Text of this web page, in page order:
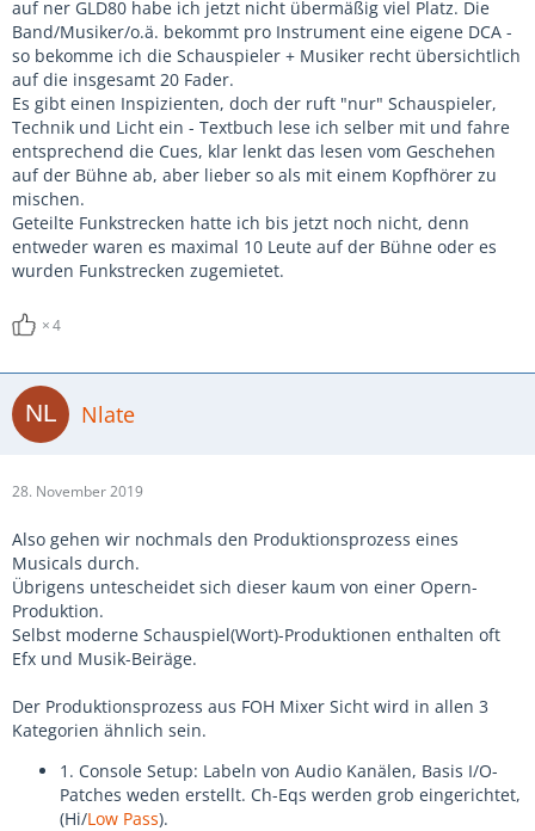
auf ner GLD80 habe ich jetzt nicht übermäßig viel Platz. Die
Band/Musiker/o.ä. bekommt pro Instrument eine eigene DCA -
so bekomme ich die Schauspieler + Musiker recht übersichtlich
auf die insgesamt 20 Fader.
Es gibt einen Inspizienten, doch der ruft "nur" Schauspieler,
Technik und Licht ein - Textbuch lese ich selber mit und fahre
entsprechend die Cues, klar lenkt das lesen vom Geschehen
auf der Bühne ab, aber lieber so als mit einem Kopfhörer zu
mischen.
Geteilte Funkstrecken hatte ich bis jetzt noch nicht, denn
entweder waren es maximal 10 Leute auf der Bühne oder es
wurden Funkstrecken zugemietet.
4
Nlate
28. November 2019
Also gehen wir nochmals den Produktionsprozess eines
Musicals durch.
Übrigens untescheidet sich dieser kaum von einer Opern-
Produktion.
Selbst moderne Schauspiel(Wort)-Produktionen enthalten oft
Efx und Musik-Beiräge.
Der Produktionsprozess aus FOH Mixer Sicht wird in allen 3
Kategorien ähnlich sein.
1. Console Setup: Labeln von Audio Kanälen, Basis I/O-
Patches weden erstellt. Ch-Eqs werden grob eingerichtet,
(Hi/Low Pass).